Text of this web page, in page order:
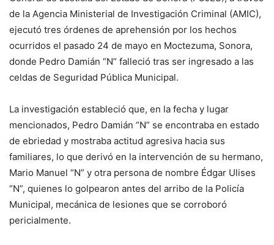
de la Agencia Ministerial de Investigación Criminal (AMIC),
ejecutó tres órdenes de aprehensión por los hechos
ocurridos el pasado 24 de mayo en Moctezuma, Sonora,
donde Pedro Damián “N” falleció tras ser ingresado a las
celdas de Seguridad Pública Municipal.
La investigación estableció que, en la fecha y lugar
mencionados, Pedro Damián “N” se encontraba en estado
de ebriedad y mostraba actitud agresiva hacia sus
familiares, lo que derivó en la intervención de su hermano,
Mario Manuel “N” y otra persona de nombre Édgar Ulises
“N”, quienes lo golpearon antes del arribo de la Policía
Municipal, mecánica de lesiones que se corroboró
pericialmente.